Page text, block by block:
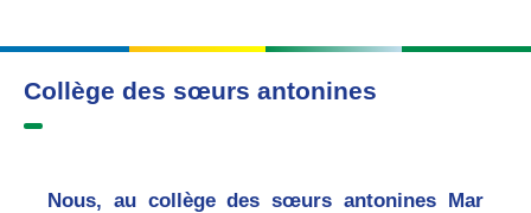
Collège des sœurs antonines
Nous, au collège des sœurs antonines Mar